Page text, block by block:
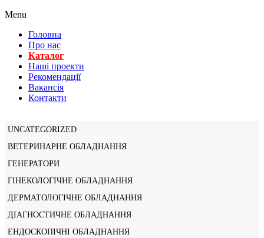
Menu
Головна
Про нас
Каталог
Нашi проекти
Рекомендації
Вакансiя
Контакти
UNCATEGORIZED
ВЕТЕРИНАРНЕ ОБЛАДНАННЯ
ГЕНЕРАТОРИ
ГІНЕКОЛОГІЧНЕ ОБЛАДНАННЯ
ДЕРМАТОЛОГІЧНЕ ОБЛАДНАННЯ
ДІАГНОСТИЧНЕ ОБЛАДНАННЯ
ЕНДОСКОПІЧНІ ОБЛАДНАННЯ